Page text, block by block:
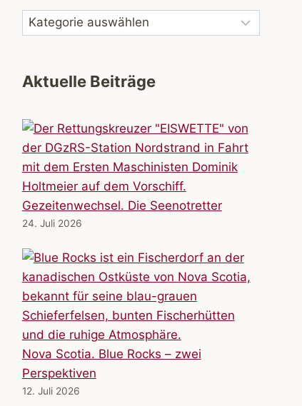
Aktuelle Beiträge
Gezeitenwechsel. Die Seenotretter
24. Juli 2026
Nova Scotia. Blue Rocks – zwei
Perspektiven
12. Juli 2026